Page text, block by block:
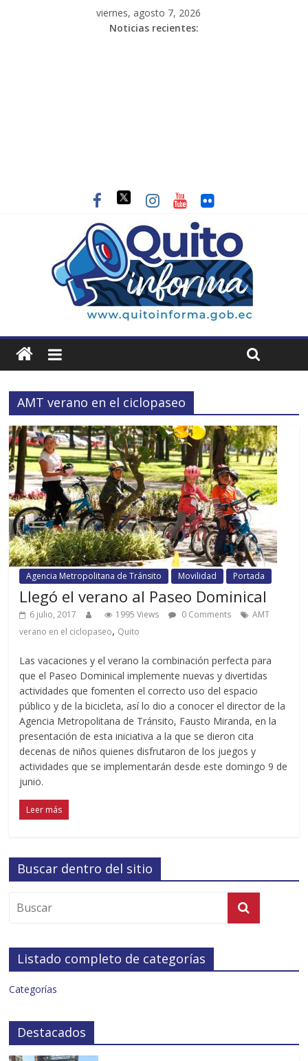
viernes, agosto 7, 2026
Noticias recientes:
AMT verano en el ciclopaseo
Agencia Metropolitana de Tránsito Movilidad Portada
Llegó el verano al Paseo Dominical
6 julio, 2017 1995 Views 0 Comments
AMT
verano en el ciclopaseo, Quito
Las vacaciones y el verano la combinación perfecta para
que el Paseo Dominical implemente nuevas y divertidas
actividades que fomenten el correcto uso del espacio
público y de la bicicleta, así lo dio a conocer el director de la
Agencia Metropolitana de Tránsito, Fausto Miranda, en la
presentación de esta iniciativa a la que se dieron cita
decenas de niños quienes disfrutaron de los juegos y
actividades que se implementarán desde este domingo 9 de
junio.
Leer más
Buscar dentro del sitio
Listado completo de categorías
Categorías
Destacados